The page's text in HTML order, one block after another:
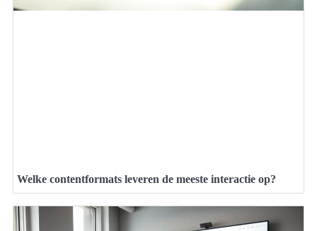
Welke contentformats leveren de meeste interactie op?